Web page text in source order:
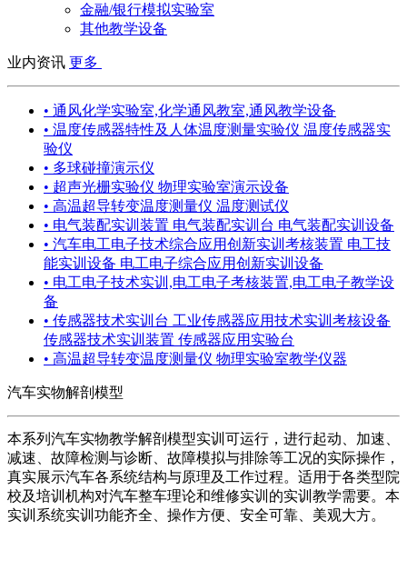
金融/银行模拟实验室
其他教学设备
业内资讯 更多
• 通风化学实验室,化学通风教室,通风教学设备
• 温度传感器特性及人体温度测量实验仪 温度传感器实
验仪
• 多球碰撞演示仪
• 超声光栅实验仪 物理实验室演示设备
• 高温超导转变温度测量仪 温度测试仪
• 电气装配实训装置 电气装配实训台 电气装配实训设备
• 汽车电工电子技术综合应用创新实训考核装置 电工技
能实训设备 电工电子综合应用创新实训设备
• 电工电子技术实训,电工电子考核装置,电工电子教学设
备
• 传感器技术实训台 工业传感器应用技术实训考核设备
传感器技术实训装置 传感器应用实验台
• 高温超导转变温度测量仪 物理实验室教学仪器
汽车实物解剖模型
本系列汽车实物教学解剖模型实训可运行，进行起动、加速、
减速、故障检测与诊断、故障模拟与排除等工况的实际操作，
真实展示汽车各系统结构与原理及工作过程。适用于各类型院
校及培训机构对汽车整车理论和维修实训的实训教学需要。本
实训系统实训功能齐全、操作方便、安全可靠、美观大方。